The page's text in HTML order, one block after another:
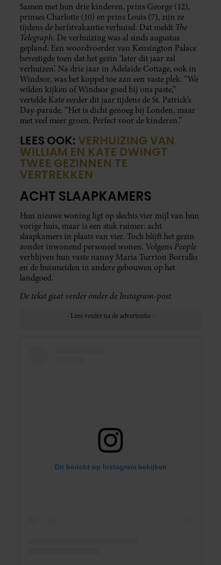
Samen met hun drie kinderen, prins George (12),
prinses Charlotte (10) en prins Louis (7), zijn ze
tijdens de herfstvakantie verhuisd. Dat meldt The
Telegraph. De verhuizing was al sinds augustus
gepland. Een woordvoerder van Kensington Palace
bevestigde toen dat het gezin ‘later dit jaar zal
verhuizen’. Na drie jaar in Adelaide Cottage, ook in
Windsor, was het koppel toe aan een vaste plek. “We
wilden kijken of Windsor goed bij ons paste,”
vertelde Kate eerder dit jaar tijdens de St. Patrick’s
Day-parade. “Het is dicht genoeg bij Londen, maar
met veel meer groen. Perfect voor de kinderen.”
LEES OOK:VERHUIZING VAN
WILLIAM EN KATE DWINGT
TWEE GEZINNEN TE
VERTREKKEN
ACHT SLAAPKAMERS
Hun nieuwe woning ligt op slechts vier mijl van hun
vorige huis, maar is een stuk ruimer: acht
slaapkamers in plaats van vier. Toch blijft het gezin
zonder inwonend personeel wonen. VolgensPeople
verblijven hun vaste nanny Maria Turrion Borrallo
en de huismeiden in andere gebouwen op het
landgoed.
De tekst gaat verder onder de Instagram-post.
Dit bericht op Instagram bekijken